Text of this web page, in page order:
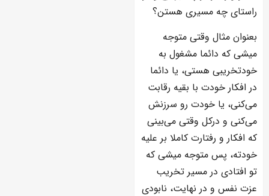
راستای چه مسیری هستن؟
بعنوان مثال وقتی متوجه
میشی که دائما مشغول به
خودتخریبی هستی، یا دائما
در افکار خودت با بقیه رقابت
می‌کنی، یا خودت رو سرزنش
می‌کنی و درکل وقتی می‌بینی
که افکار و رفتارت کاملا بر علیه
خودته، پس متوجه میشی که
تو افتادی در مسیر تخریب
عزت نفس و در نهایت، نابودی